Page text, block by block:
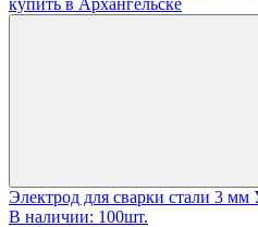
Электрод для сварки стали 3
В наличии: 100шт.